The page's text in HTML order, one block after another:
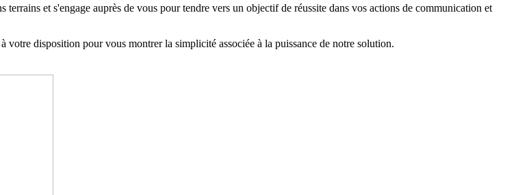
et s'engage auprès de vous pour tendre vers un objectif de réussite dans vos actions de communication et
disposition pour vous montrer la simplicité associée à la puissance de notre solution.